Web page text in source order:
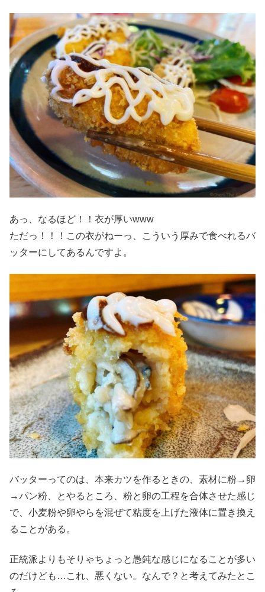
あっ、なるほど！！衣が厚いwww
ただっ！！！この衣がねーっ、こういう厚みで食べれるバ
ッターにしてあるんですよ。
バッターってのは、本来カツを作るときの、素材に粉→卵
→パン粉、とやるところ、粉と卵の工程を合体させた感じ
で、小麦粉や卵やらを混ぜて粘度を上げた液体に置き換え
ることがある。
正統派よりもそりゃちょっと愚鈍な感じになることが多い
のだけども…これ、悪くない。なんで？と考えてみたとこ